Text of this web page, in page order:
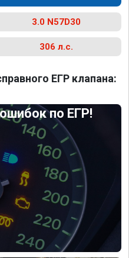
3.0 N57D30
306 л.с.
ЕГР клапана:
по ЕГР!